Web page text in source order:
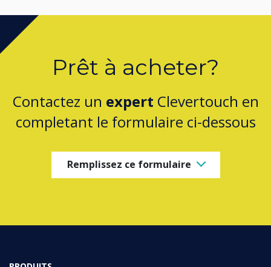
Prêt à acheter?
Contactez un expert Clevertouch en
completant le formulaire ci-dessous
Remplissez ce formulaire